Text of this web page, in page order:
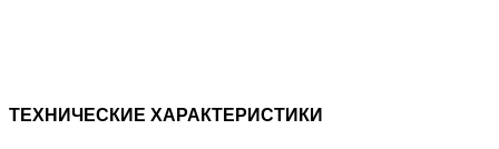
ТЕХНИЧЕСКИЕ ХАРАКТЕРИСТИКИ